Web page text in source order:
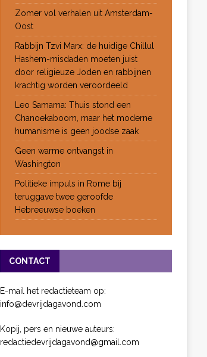
Zomer vol verhalen uit Amsterdam-
Oost
Rabbijn Tzvi Marx: de huidige Chillul
Hashem-misdaden moeten juist
door religieuze Joden en rabbijnen
krachtig worden veroordeeld
Leo Samama: Thuis stond een
Chanoekaboom, maar het moderne
humanisme is geen joodse zaak
Geen warme ontvangst in
Washington
Politieke impuls in Rome bij
teruggave twee geroofde
Hebreeuwse boeken
CONTACT
E-mail het redactieteam op:
info@devrijdagavond.com
Kopij, pers en nieuwe auteurs:
redactiedevrijdagavond@gmail.com